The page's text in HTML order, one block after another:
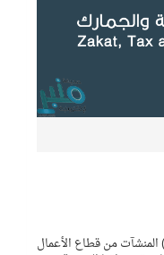
المنشآت من قطاع الأعمال